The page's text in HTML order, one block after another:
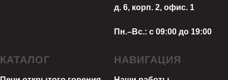
д. 6, корп. 2, офис. 1
Пн.–Вс.: с 09:00 до 19:00
КАТАЛОГ НАВИГАЦИЯ